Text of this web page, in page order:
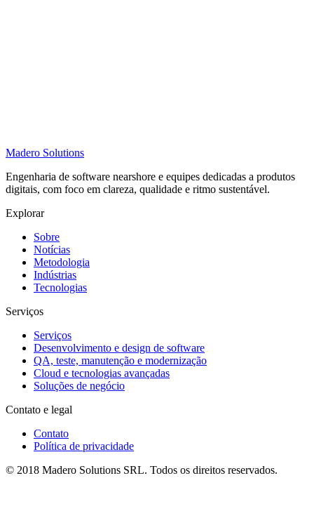
Madero Solutions
Engenharia de software nearshore e equipes dedicadas a produtos
digitais, com foco em clareza, qualidade e ritmo sustentável.
Explorar
Sobre
Notícias
Metodologia
Indústrias
Tecnologias
Serviços
Serviços
Desenvolvimento e design de software
QA, teste, manutenção e modernização
Cloud e tecnologias avançadas
Soluções de negócio
Contato e legal
Contato
Política de privacidade
© 2018 Madero Solutions SRL. Todos os direitos reservados.